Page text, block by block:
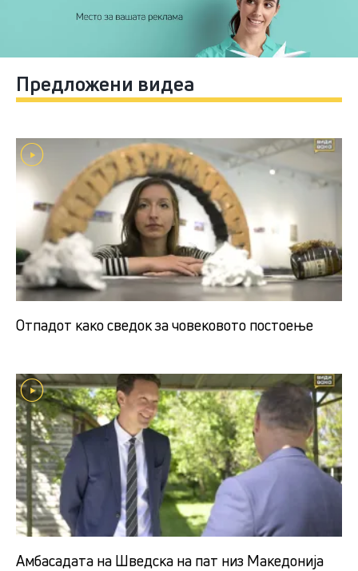
Предложени видеа
Отпадот како сведок за човековото постоење
Амбасадата на Шведска на пат низ Македонија